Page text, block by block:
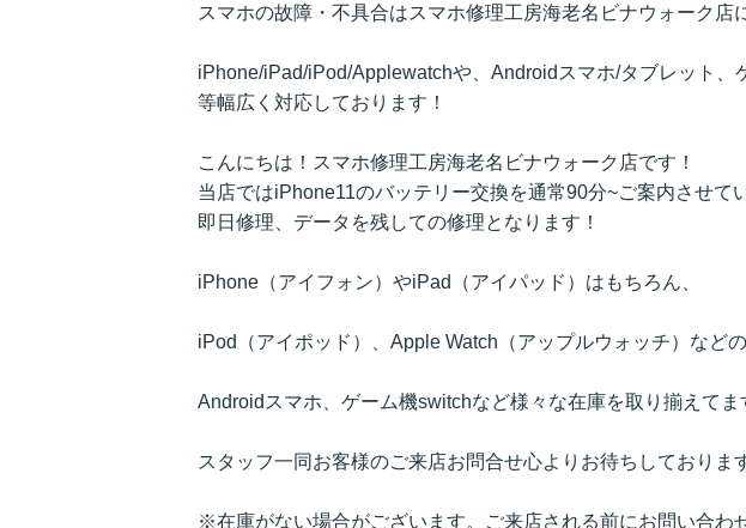
スマホの故障・不具合はスマホ修理工房海老名ビナウォーク店
iPhone/iPad/iPod/Applewatchや、Androidスマホ/タブレット、
等幅広く対応しております！
こんにちは！スマホ修理工房海老名ビナウォーク店です！
当店ではiPhone11のバッテリー交換を通常90分~ご案内させて
即日修理、データを残しての修理となります！
iPhone（アイフォン）やiPad（アイパッド）はもちろん、
iPod（アイポッド）、Apple Watch（アップルウォッチ）などの
Androidスマホ、ゲーム機switchなど様々な在庫を取り揃えてま
スタッフ一同お客様のご来店お問合せ心よりお待ちしておりま
※在庫がない場合がございます。ご来店される前にお問い合わ